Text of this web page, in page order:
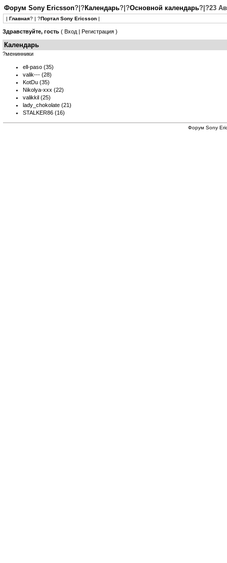
Форум Sony Ericsson?|? Календарь?|?Основной календарь?|?23
| Главная? | ?Портал Sony Ericsson |
Здравствуйте, гость ( Вход | Регистрация )
Календарь
?менинники
ell-paso (35)
valik--- (28)
KotDu (35)
Nikolya-xxx (22)
valikkil (25)
lady_chokolate (21)
STALKER86 (16)
Форум Sony